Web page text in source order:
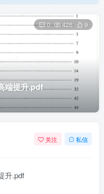
端提升.pdf
0 426 9
关注 私信
升.pdf